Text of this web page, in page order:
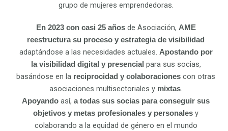
grupo de mujeres emprendedoras.
En 2023 con casi 25 añosde Asociación, AME
reestructura su proceso y estrategia de visibilidad
adaptándose a las necesidades actuales. Apostando por
la visibilidad digital y presencial para sus socias,
basándose en la reciprocidad y colaboraciones con otras
asociaciones multisectoriales y mixtas.
Apoyando así, a todas sus socias para conseguir sus
objetivos y metas profesionales y personales y
colaborando a la equidad de género en el mundo